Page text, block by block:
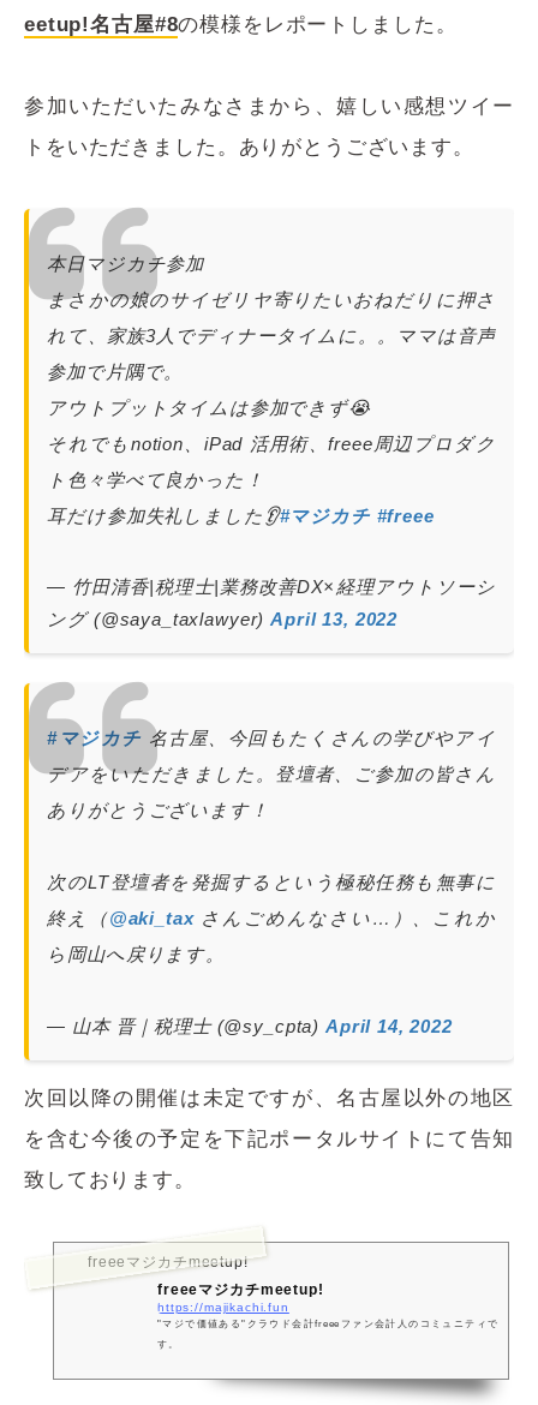
eetup!名古屋#8の模様をレポートしました。
参加いただいたみなさまから、嬉しい感想ツイー
トをいただきました。ありがとうございます。
本日マジカチ参加
まさかの娘のサイゼリヤ寄りたいおねだりに押さ
れて、家族3人でディナータイムに。。ママは音声
参加で片隅で。
アウトプットタイムは参加できず😭
それでもnotion、iPad 活用術、freee周辺プロダク
ト色々学べて良かった！
耳だけ参加失礼しました👂#マジカチ #freee
— 竹田清香|税理士|業務改善DX×経理アウトソーシ
ング (@saya_taxlawyer)April 13, 2022
#マジカチ 名古屋、今回もたくさんの学びやアイ
デアをいただきました。登壇者、ご参加の皆さん
ありがとうございます！
次のLT登壇者を発掘するという極秘任務も無事に
終え（@aki_taxさんごめんなさい…）、これか
ら岡山へ戻ります。
— 山本 晋｜税理士 (@sy_cpta) April 14, 2022
次回以降の開催は未定ですが、名古屋以外の地区
を含む今後の予定を下記ポータルサイトにて告知
致しております。
freeeマジカチmeetup!
freeeマジカチmeetup!
https://majikachi.fun
"マジで価値ある"クラウド会計freeeファン会計人のコミュニティで
す。